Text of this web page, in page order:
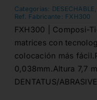
Categorias: DESECHABLE
Ref. Fabricante: FXH300
FXH300 | Composi-
matrices con
colocación más
0,038mm.Altura 7,7
DENTATUS/